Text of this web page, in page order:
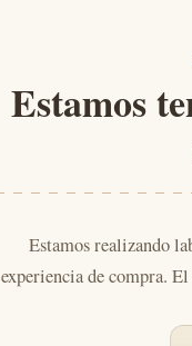
Estamos
Estamos realizando
experiencia de compra.